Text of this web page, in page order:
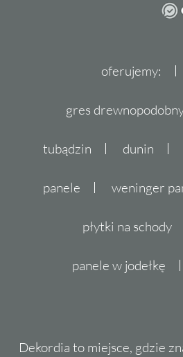
oferujemy:
gres
tubądzin dunin
panele weninger
płytki na schody
panele w jodełkę
Dekordia to miejsce, gdzie